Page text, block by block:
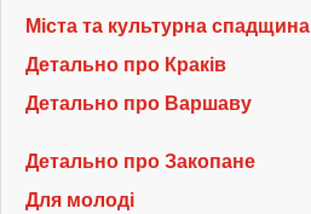
Міста та культурна спадщина
Детально про Краків
Детально про Варшаву
Детально про Закопане
Для молоді